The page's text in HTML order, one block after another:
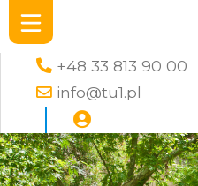
+48 33 813 90 00
info@tu1.pl